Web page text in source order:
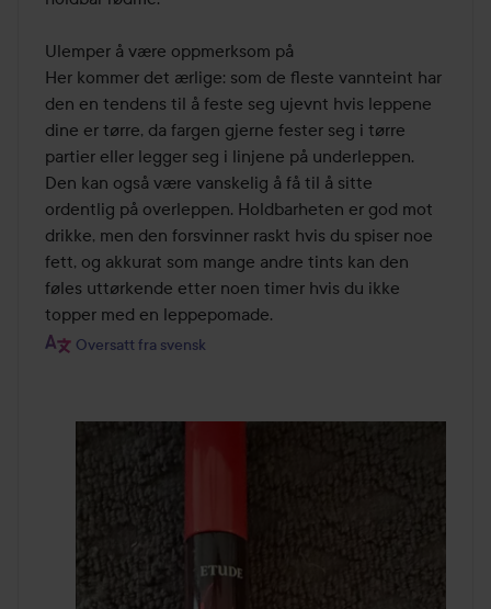
Ulemper å være oppmerksom på
Her kommer det ærlige: som de fleste vannteint har
den en tendens til å feste seg ujevnt hvis leppene
dine er tørre, da fargen gjerne fester seg i tørre
partier eller legger seg i linjene på underleppen.
Den kan også være vanskelig å få til å sitte
ordentlig på overleppen. Holdbarheten er god mot
drikke, men den forsvinner raskt hvis du spiser noe
fett, og akkurat som mange andre tints kan den
føles uttørkende etter noen timer hvis du ikke
topper med en leppepomade.
Oversatt fra svensk